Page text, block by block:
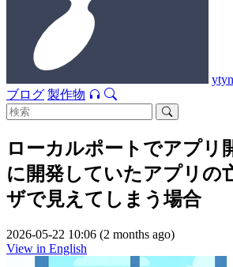
ブログ 製作物
ローカルポートでアプリ
に開発していたアプリの
ザで見えてしまう場合
2026-05-22 10:06 (2 months ago)
View in English